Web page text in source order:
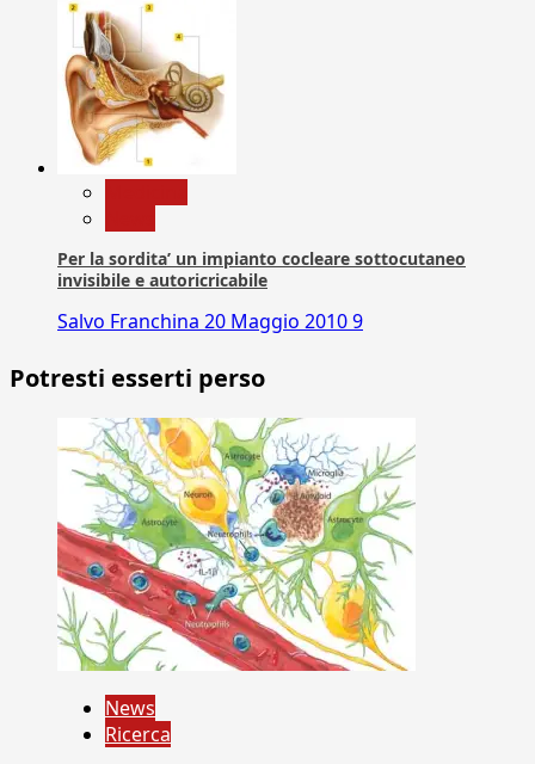
Per la sordita’ un impianto cocleare sottocutaneo
invisibile e autoricricabile
Salvo Franchina 20 Maggio 20109
Potresti esserti perso
News
Ricerca